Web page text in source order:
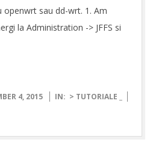
openwrt sau dd-wrt. 1. Am
la Administration -> JFFS si
4, 2015 IN: > TUTORIALE _